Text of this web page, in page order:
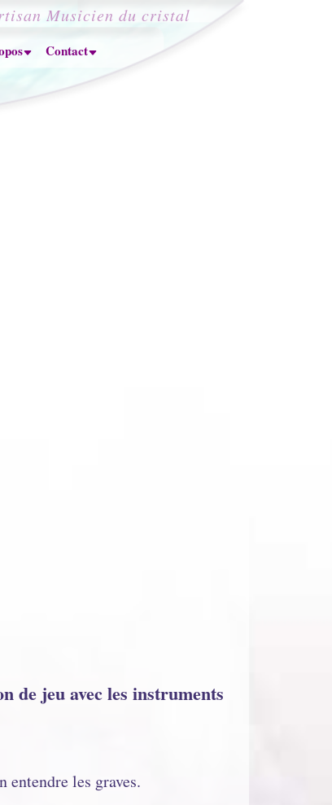
Musicien du cristal
Contact
de jeu avec les instruments
les graves.